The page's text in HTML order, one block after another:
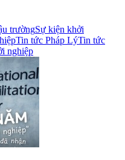
trườngSự kiện khởi
Tin tức Pháp LýTin tức
nghiệp